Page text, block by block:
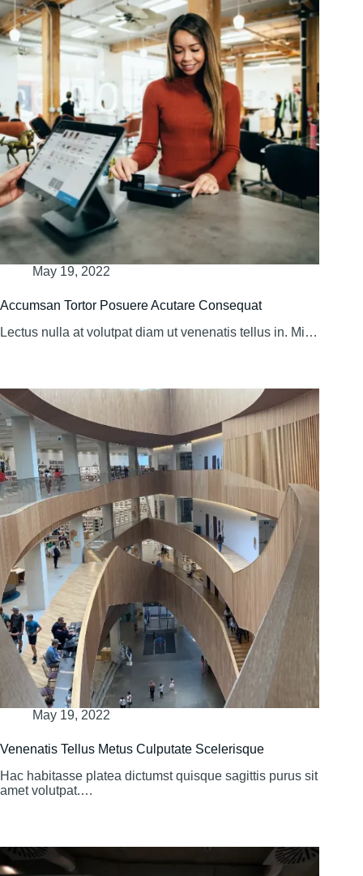
May 19, 2022
Accumsan Tortor Posuere Acutare Consequat
Lectus nulla at volutpat diam ut venenatis tellus in. Mi…
May 19, 2022
Venenatis Tellus Metus Culputate Scelerisque
Hac habitasse platea dictumst quisque sagittis purus sit
amet volutpat.…